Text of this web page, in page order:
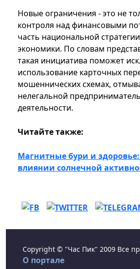
Новые ограничения - это не
контроля над финансовыми
часть национальной
экономики. По словам
такая инициатива поможет
использование карточных
мошеннических схемах,
нелегальной
деятельности.
Читайте также:
Магнитные бури и
влиянии солнечной
Copyright © "Час Пик" 2009 Все
О портале